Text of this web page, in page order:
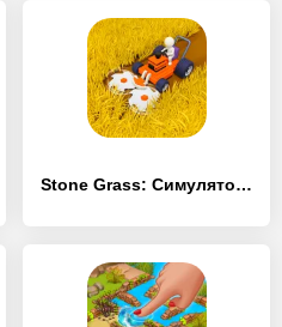
Stone Grass: Симулятор Фермы